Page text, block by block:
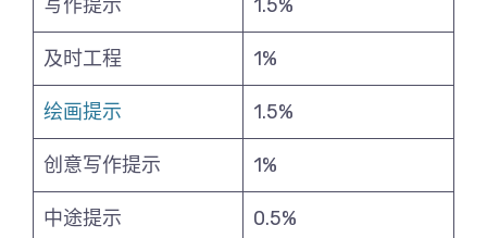
写作提示 1.5%
及时工程 1%
绘画提示 1.5%
创意写作提示 1%
中途提示 0.5%